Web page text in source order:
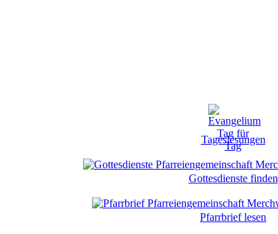
Tageslesungen
Gottesdienste finden
Pfarrbrief lesen